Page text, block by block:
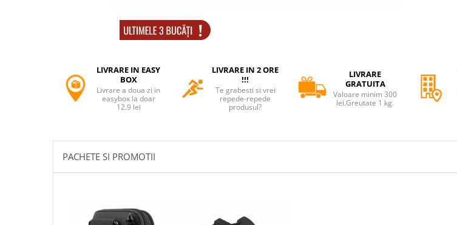
Costume si seturi pentru copii
Accesorii costume copii
doors & stitch
Figurine si masinute duble
Costume Halloween copii
LIVRARE IN EASY
BOX
Livrare a doua zi in
easybox la doar
12.9 lei
LIVRARE IN 2 ORE
!!!
Te grabesti si vrei
repede-repede
produsul?
LIVRARE
GRATUITA
Valoare minim 300
lei.Greutate 1 kg.
PACHETE SI PROMOTII